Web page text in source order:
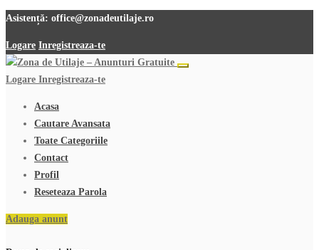
Asistență: office@zonadeutilaje.ro
Logare Inregistreaza-te
Logare Inregistreaza-te
Acasa
Cautare Avansata
Toate Categoriile
Contact
Profil
Reseteaza Parola
Adauga anunt